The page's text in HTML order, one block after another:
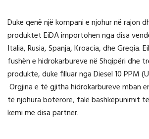
Duke qenë një kompani e njohur në rajon
produktet EiDA importohen nga disa
Italia, Rusia, Spanja, Kroacia, dhe Greqia.
fushën e hidrokarbureve në Shqipëri dhe
produkte, duke filluar nga Diesel 10 PPM
Orgjina e të gjitha hidrokarbureve mban
të njohura botërore, falë bashkëpunimit
kemi me disa partner.